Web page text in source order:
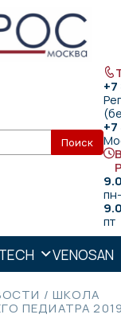
пт
VENOSAN
/ ШКОЛА
ПЕДИАТРА